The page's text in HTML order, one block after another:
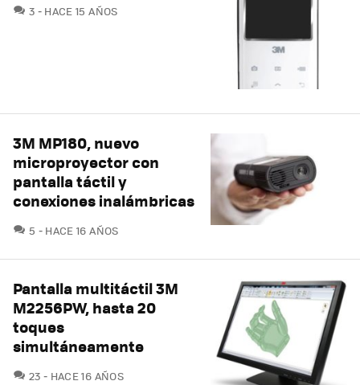
3 COMENTARIOS
HACE 15 AÑOS
3M MP180, nuevo
microproyector con
pantalla táctil y
conexiones inalámbricas
5 COMENTARIOS
HACE 16 AÑOS
Pantalla multitáctil 3M
M2256PW, hasta 20
toques
simultáneamente
23 COMENTARIOS
HACE 16 AÑOS